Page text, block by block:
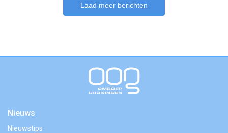
Laad meer berichten
Nieuws
Nieuwstips